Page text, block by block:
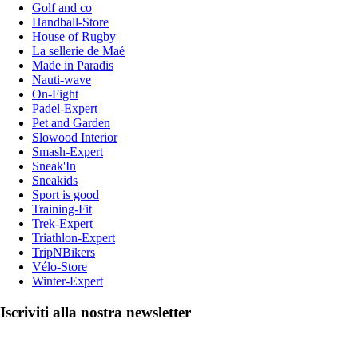
Golf and co
Handball-Store
House of Rugby
La sellerie de Maé
Made in Paradis
Nauti-wave
On-Fight
Padel-Expert
Pet and Garden
Slowood Interior
Smash-Expert
Sneak'In
Sneakids
Sport is good
Training-Fit
Trek-Expert
Triathlon-Expert
TripNBikers
Vélo-Store
Winter-Expert
Iscriviti alla nostra newsletter